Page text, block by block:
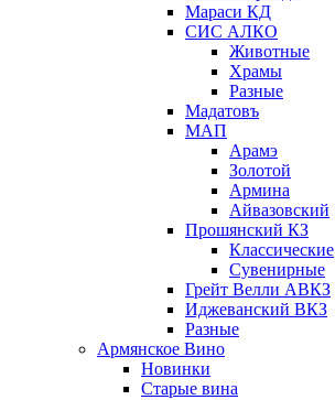
Мараси КД
СИС АЛКО
Животные
Храмы
Разные
Мадатовъ
МАП
Арамэ
Золотой
Армина
Айвазовский
Прошянский КЗ
Классические
Сувенирные
Грейт Велли АВКЗ
Иджеванский ВКЗ
Разные
Армянское Вино
Новинки
Старые вина